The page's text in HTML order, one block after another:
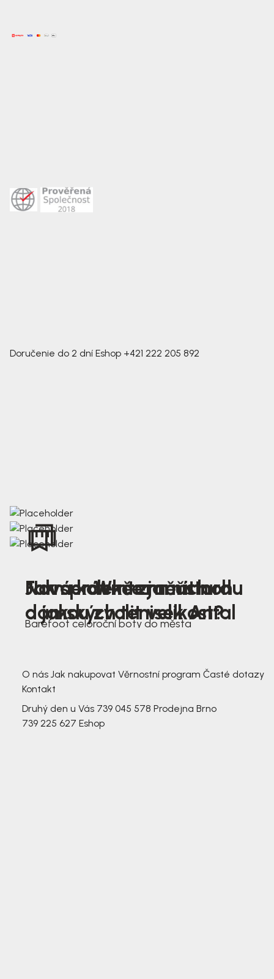
Doručenie do 2 dní Eshop +421 222 205 892
Nová kolekce jarních
dámských tenisek Antal
Jak správně změřit nohu
a jakou zvolit velikost?
Farmer Winter mustard
Barefoot celoroční boty do města
O nás Jak nakupovat Věrnostní program Časté dotazy
Kontakt
Druhý den u Vás 739 045 578 Prodejna Brno
739 225 627 Eshop